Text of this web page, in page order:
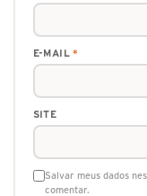
E-MAIL*
SITE
Salvar meus dados
comentar.